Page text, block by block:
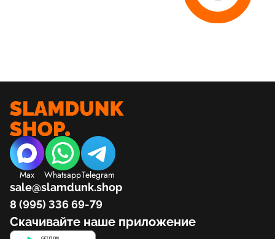
Max WhatsappTelegram
sale@slamdunk.shop
8 (995) 336 69-79
Скачивайте наше приложение